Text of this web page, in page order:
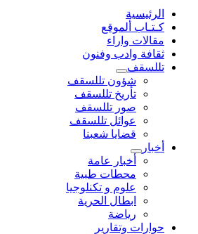
الرئيسية
كـتـاب ألموقع
مقالات واراء
ثقافة وادب وفنون
تللسقف
شؤون تللسقف
تأريخ تللسقف
صور تللسقف
عوائل تللسقف
قضايا شعبنا
أخبار
أخبار عامة
محطات طبية
علوم و تکنلوجیا
ابطال الحرية
رياضة
حوارات وتقارير